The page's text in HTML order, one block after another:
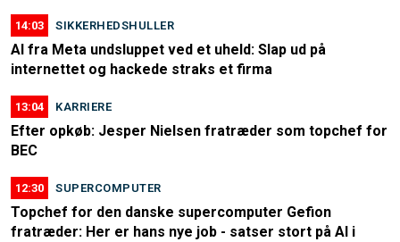
14:03 SIKKERHEDSHULLER
AI fra Meta undsluppet ved et uheld: Slap ud på
internettet og hackede straks et firma
13:04 KARRIERE
Efter opkøb: Jesper Nielsen fratræder som topchef for
BEC
12:30 SUPERCOMPUTER
Topchef for den danske supercomputer Gefion
fratræder: Her er hans nye job - satser stort på AI i